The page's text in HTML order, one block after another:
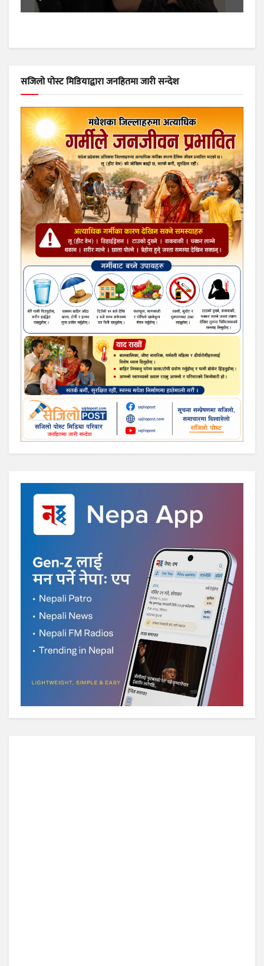
सजिलो पोस्ट मिडियाद्वारा जनहितमा जारी सन्देश